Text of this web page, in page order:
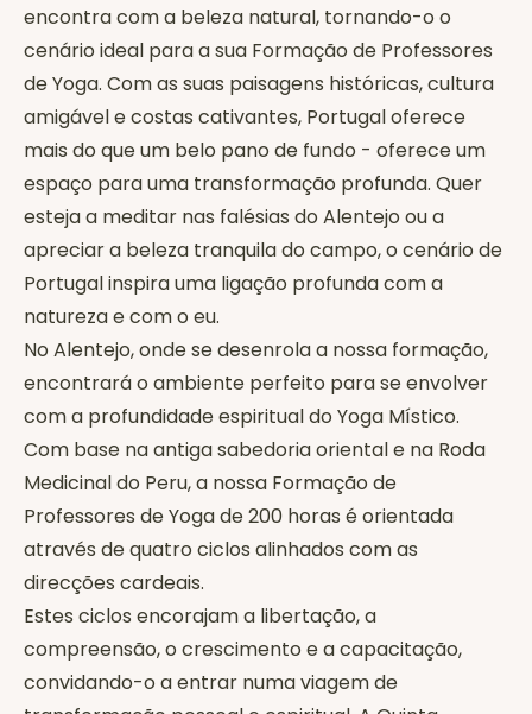
encontra com a beleza natural, tornando-o o
cenário ideal para a sua Formação de Professores
de Yoga. Com as suas paisagens históricas, cultura
amigável e costas cativantes, Portugal oferece
mais do que um belo pano de fundo - oferece um
espaço para uma transformação profunda. Quer
esteja a meditar nas falésias do Alentejo ou a
apreciar a beleza tranquila do campo, o cenário de
Portugal inspira uma ligação profunda com a
natureza e com o eu.
No Alentejo, onde se desenrola a nossa formação,
encontrará o ambiente perfeito para se envolver
com a profundidade espiritual do Yoga Místico.
Com base na antiga sabedoria oriental e na Roda
Medicinal do Peru, a nossa Formação de
Professores de Yoga de 200 horas é orientada
através de quatro ciclos alinhados com as
direcções cardeais.
Estes ciclos encorajam a libertação, a
compreensão, o crescimento e a capacitação,
convidando-o a entrar numa viagem de